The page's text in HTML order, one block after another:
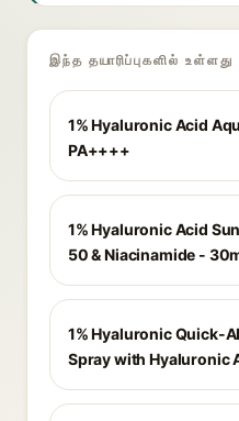
இந்த தயாரிப்புகளில் உள்ளது
1% Hyaluronic Acid
PA++++
1% Hyaluronic Acid
50 & Niacinamide -
1% Hyaluronic Quick-
Spray with Hyaluronic